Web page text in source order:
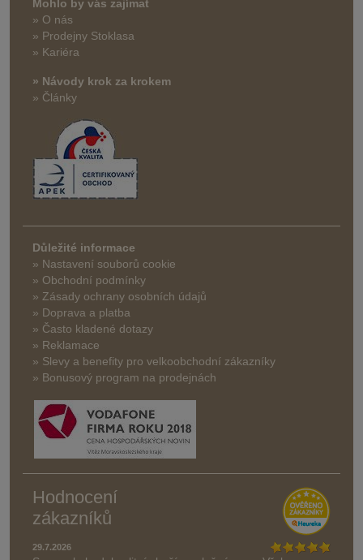
Mohlo by vás zajímat
» O nás
» Prodejny Stoklasa
» Kariéra
» Návody krok za krokem
» Články
Důležité informace
» Nastavení souborů cookie
» Obchodní podmínky
» Zásady ochrany osobních údajů
» Doprava a platba
» Často kladené dotazy
» Reklamace
» Slevy a benefity pro velkoobchodní zákazníky
» Bonusový program na prodejnách
Hodnocení
zákazníků
29.7.2026